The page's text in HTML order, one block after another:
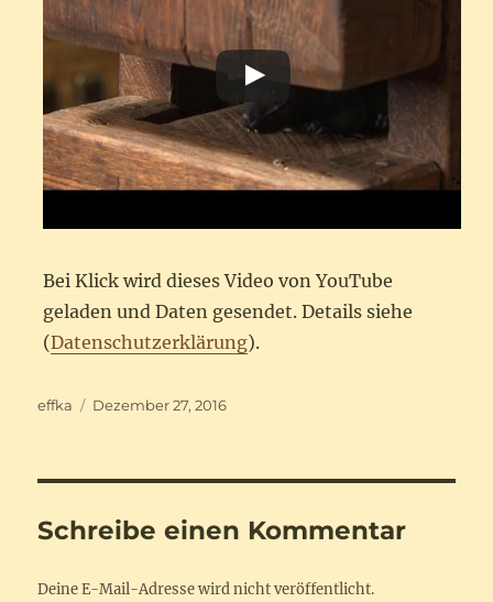
Bei Klick wird dieses Video von YouTube
geladen und Daten gesendet. Details siehe
(Datenschutzerklärung).
Autor
effka
Veröffentlicht
Dezember 27, 2016
Schreibe einen Kommentar
Deine E-Mail-Adresse wird nicht veröffentlicht.